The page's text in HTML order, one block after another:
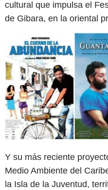
cultural que impulsa el
de Gibara, en la oriental
Y su más reciente
Medio Ambiente del
la Isla de la Juventud,